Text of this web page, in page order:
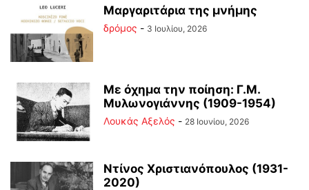
Μαργαριτάρια της μνήμης
δρόμος - 3 Ιουλίου, 2026
Με όχημα την ποίηση: Γ.Μ.
Μυλωνογιάννης (1909-1954)
Λουκάς Αξελός - 28 Ιουνίου, 2026
Ντίνος Χριστιανόπουλος (1931-
2020)